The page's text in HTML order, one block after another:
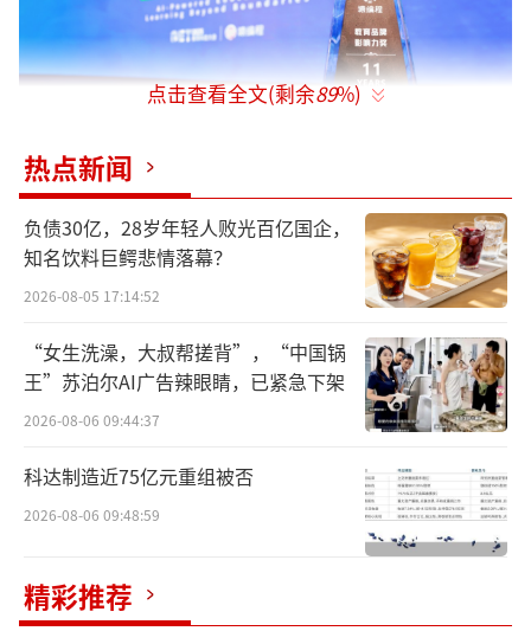
猿编程获得“教育品牌影响力奖”
重塑智慧的全新图景
“人工智能教育的核心，其一让青少年具
备与人工智能协作的能力，其二培养人工智能
时代的核心素养，不仅仅是让孩子适应这个时
代，更要培养未来的引领者和创造者。”李翊
在《从容向学，重塑智慧——AI时代教育的新范
式》的主题演讲中，为我们描绘了一幅动人的
教育图景。
点击查看全文(剩余89%)
热点新闻
负债30亿，28岁年轻人败光百亿国企，
知名饮料巨鳄悲情落幕？
2026-08-05 17:14:52
“女生洗澡，大叔帮搓背”，“中国锅
王”苏泊尔AI广告辣眼睛，已紧急下架
2026-08-06 09:44:37
科达制造近75亿元重组被否
2026-08-06 09:48:59
精彩推荐